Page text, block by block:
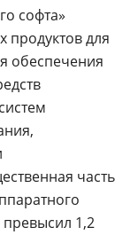
софта»
продуктов для
обеспечения
часть
1,2